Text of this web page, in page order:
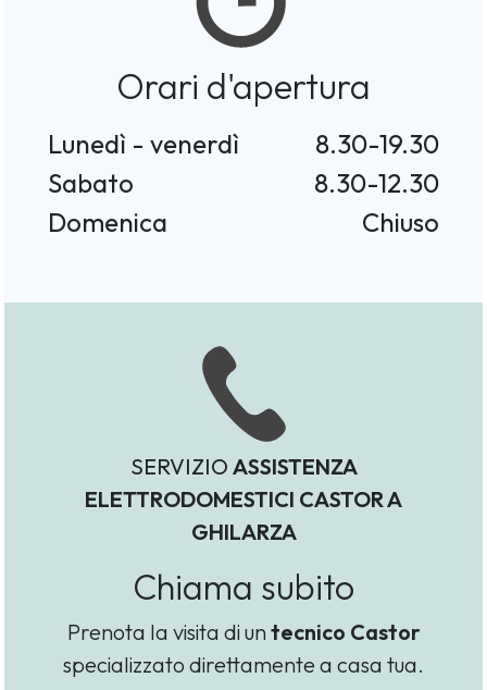
Orari d'apertura
Lunedì - venerdì
8.30-19.30
Sabato
8.30-12.30
Domenica
Chiuso
SERVIZIO ASSISTENZA
ELETTRODOMESTICI CASTOR A
GHILARZA
Chiama subito
Prenota la visita di untecnico Castor
specializzato direttamente a casa tua.